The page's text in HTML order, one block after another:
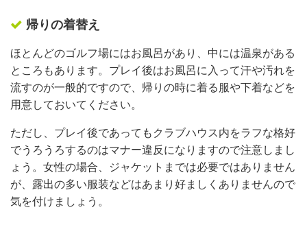
帰りの着替え
ほとんどのゴルフ場にはお風呂があり、中には温泉がある
ところもあります。プレイ後はお風呂に入って汗や汚れを
流すのが一般的ですので、帰りの時に着る服や下着などを
用意しておいてください。
ただし、プレイ後であってもクラブハウス内をラフな格好
でうろうろするのはマナー違反になりますので注意しまし
ょう。女性の場合、ジャケットまでは必要ではありません
が、露出の多い服装などはあまり好ましくありませんので
気を付けましょう。